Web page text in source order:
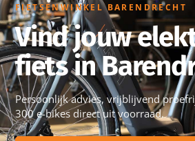
FIETSENWINKEL BARENDRECHT
Vind jouw
fiets in
Persoonlijk advies, vrijblijvend
300 e-bikes direct uit voorraad.